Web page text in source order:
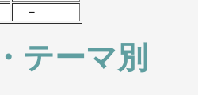
－
テーマ別